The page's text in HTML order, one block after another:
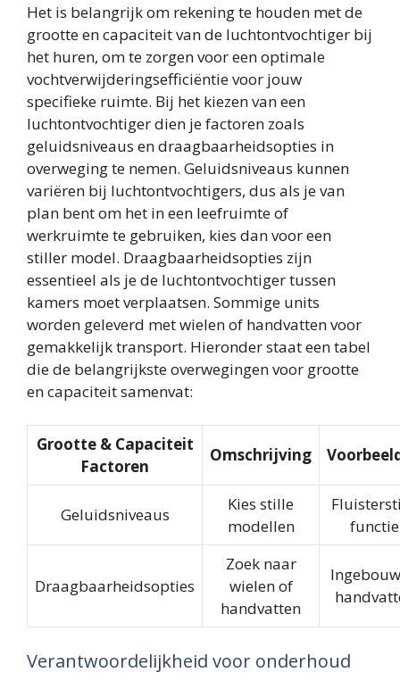
Het is belangrijk om rekening te houden met de
grootte en capaciteit van de luchtontvochtiger bij
het huren, om te zorgen voor een optimale
vochtverwijderingsefficiëntie voor jouw
specifieke ruimte. Bij het kiezen van een
luchtontvochtiger dien je factoren zoals
geluidsniveaus en draagbaarheidsopties in
overweging te nemen. Geluidsniveaus kunnen
variëren bij luchtontvochtigers, dus als je van
plan bent om het in een leefruimte of
werkruimte te gebruiken, kies dan voor een
stiller model. Draagbaarheidsopties zijn
essentieel als je de luchtontvochtiger tussen
kamers moet verplaatsen. Sommige units
worden geleverd met wielen of handvatten voor
gemakkelijk transport. Hieronder staat een tabel
die de belangrijkste overwegingen voor grootte
en capaciteit samenvat:
Grootte & Capaciteit
Factoren
Omschrijving
Geluidsniveaus
Kies stille
modellen
functie
Draagbaarheidsopties
Zoek naar
wielen of
handvatten
Verantwoordelijkheid voor onderhoud